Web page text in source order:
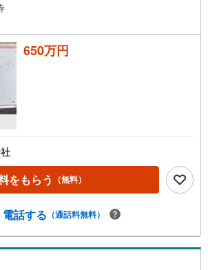
650万円
をもらう （無料）
電話する （通話料無料）